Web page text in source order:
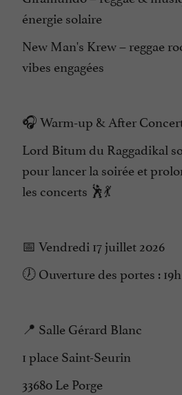
énergie solaire
New Man's Krew – reggae
vibes engagées
🎧 Warm-up & After
Lord Bitum du Raggadikal
pour lancer la soirée et
les concerts 🕺💃
📅 Vendredi 17 juillet 2026
🕖 Ouverture des portes : 19h
📍 Salle Gérard Blanc
1 place Saint-Seurin
33680 Le Porge